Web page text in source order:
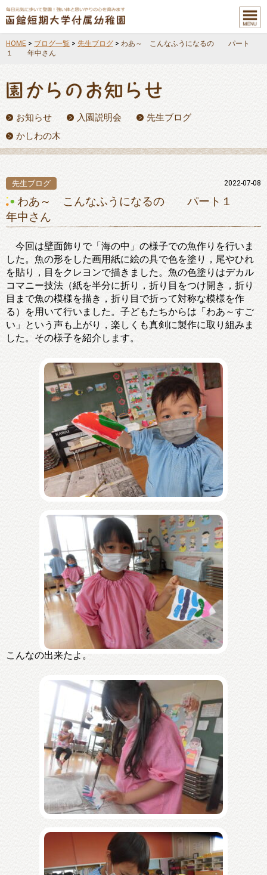
メニュ
ー
HOME > ブログ一覧 > 先生ブログ > わあ～ こんなふうになるの パート
１ 年中さん
お知らせ 入園説明会
先生ブログ
かしわの木
先生ブログ 2022-07-08
わあ～ こんなふうになるの パート１
年中さん
今回は壁面飾りで「海の中」の様子での魚作りを行いま
した。魚の形をした画用紙に絵の具で色を塗り，尾やひれ
を貼り，目をクレヨンで描きました。魚の色塗りはデカル
コマニー技法（紙を半分に折り，折り目をつけ開き，折り
目まで魚の模様を描き，折り目で折って対称な模様を作
る）を用いて行いました。子どもたちからは「わあ～すご
い」という声も上がり，楽しくも真剣に製作に取り組みま
した。その様子を紹介します。
こんなの出来たよ。